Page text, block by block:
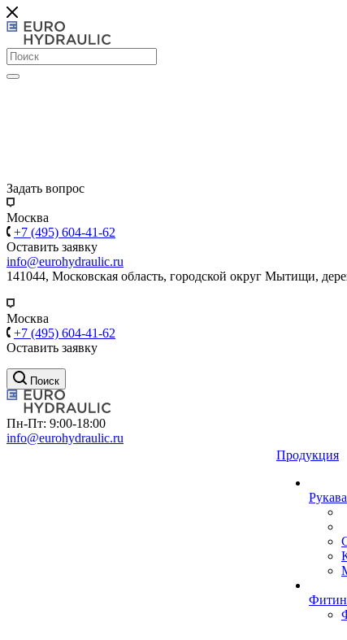
Задать вопрос
Москва
+7 (495) 604-41-62
Оставить заявку
info@eurohydraulic.ru
141044, Московская область, городской округ Мытищи,
Москва
+7 (495) 604-41-62
Оставить заявку
Поиск
Пн-Пт: 9:00-18:00
info@eurohydraulic.ru
Продукция